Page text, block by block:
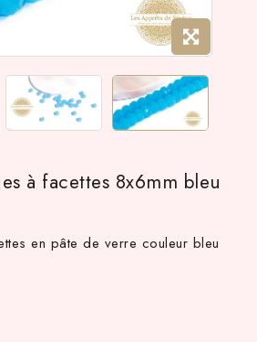
en France métropolitaine ! À
à facettes 8x6mm bleu
en pâte de verre couleur bleu